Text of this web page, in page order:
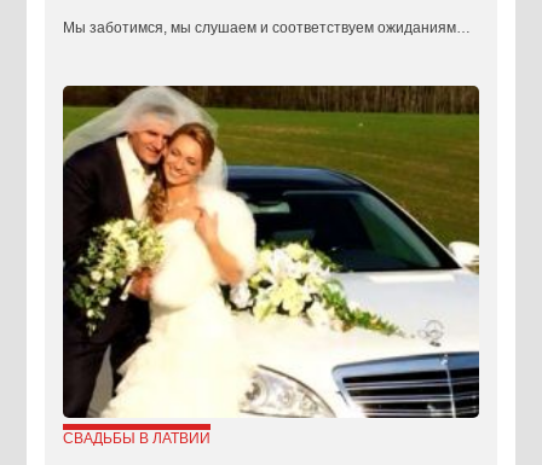
​Мы заботимся, мы слушаем и соответствуем ожиданиям…
СВАДЬБЫ В ЛАТВИИ